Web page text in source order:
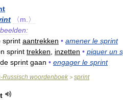
〈m 〉
sprint aantrekken • amener le sprint
sprint trekken inzetten • piquer un
de sprint gaan • engager le sprint
-Russisch woordenboek > sprint